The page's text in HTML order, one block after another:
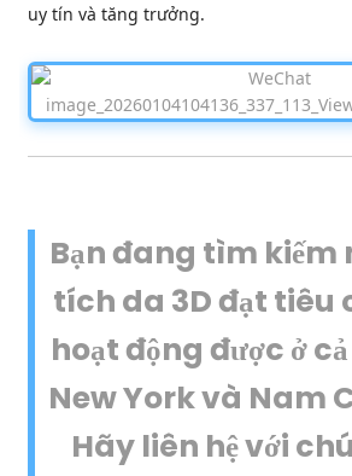
uy tín và tăng trưởng.
Bạn đang tìm
tích da 3D đạt tiêu
hoạt động được ở
New York và Nam
Hãy liên hệ với